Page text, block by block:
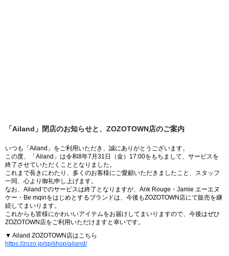
「Ailand」閉店のお知らせと、ZOZOTOWN店のご案内
いつも「Ailand」をご利用いただき、誠にありがとうございます。
この度、「Ailand」は令和8年7月31日（金）17:00をもちまして、サービスを
終了させていただくこととなりました。
これまで長きにわたり、多くのお客様にご愛顧いただきましたこと、スタッフ
一同、心より御礼申し上げます。
なお、Ailandでのサービスは終了となりますが、Ank Rouge・Jamie エーエヌ
ケー・Be mqinをはじめとするブランドは、今後もZOZOTOWN店にて販売を継
続してまいります。
これからも皆様にかわいいアイテムをお届けしてまいりますので、今後はぜひ
ZOZOTOWN店をご利用いただけますと幸いです。
▼ Ailand ZOZOTOWN店はこちら
https://zozo.jp/sp/shop/ailand/